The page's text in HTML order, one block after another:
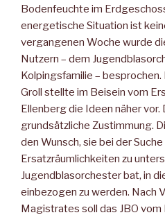
Bodenfeuchte im
energetische Situation ist
vergangenen Woche wurde
Nutzern – dem
Kolpingsfamilie –
Groll stellte im Beisein vom
Ellenberg die Ideen näher vor.
grundsätzliche Zustimmung.
den Wunsch, sie bei der
Ersatzräumlichkeiten zu
Jugendblasorchester bat, in
einbezogen zu werden. Nach
Magistrates soll das JBO